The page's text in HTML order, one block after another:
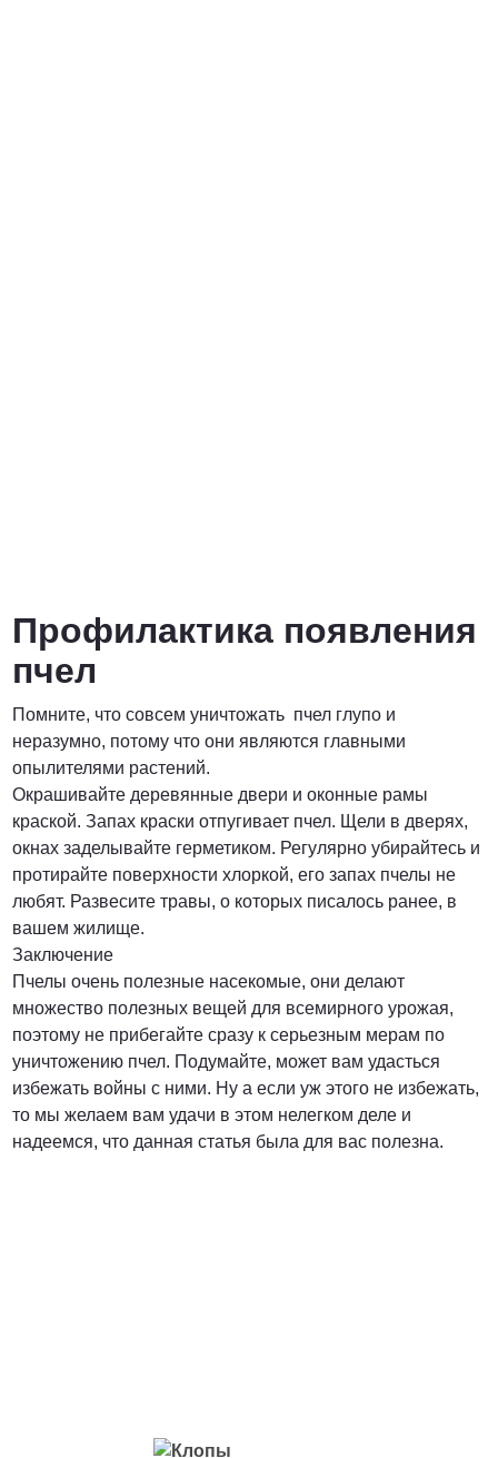
Профилактика появления
пчел
Помните, что совсем уничтожать пчел глупо и
неразумно, потому что они являются главными
опылителями растений.
Окрашивайте деревянные двери и оконные рамы
краской. Запах краски отпугивает пчел. Щели в дверях,
окнах заделывайте герметиком. Регулярно убирайтесь и
протирайте поверхности хлоркой, его запах пчелы не
любят. Развесите травы, о которых писалось ранее, в
вашем жилище.
Заключение
Пчелы очень полезные насекомые, они делают
множество полезных вещей для всемирного урожая,
поэтому не прибегайте сразу к серьезным мерам по
уничтожению пчел. Подумайте, может вам удасться
избежать войны с ними. Ну а если уж этого не избежать,
то мы желаем вам удачи в этом нелегком деле и
надеемся, что данная статья была для вас полезна.